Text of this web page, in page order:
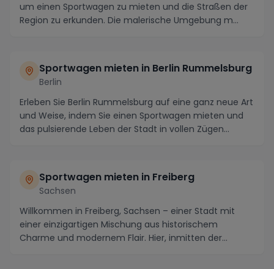
um einen Sportwagen zu mieten und die Straßen der
Region zu erkunden. Die malerische Umgebung m...
Sportwagen mieten in Berlin Rummelsburg
Berlin
Erleben Sie Berlin Rummelsburg auf eine ganz neue Art
und Weise, indem Sie einen Sportwagen mieten und
das pulsierende Leben der Stadt in vollen Zügen...
Sportwagen mieten in Freiberg
Sachsen
Willkommen in Freiberg, Sachsen – einer Stadt mit
einer einzigartigen Mischung aus historischem
Charme und modernem Flair. Hier, inmitten der